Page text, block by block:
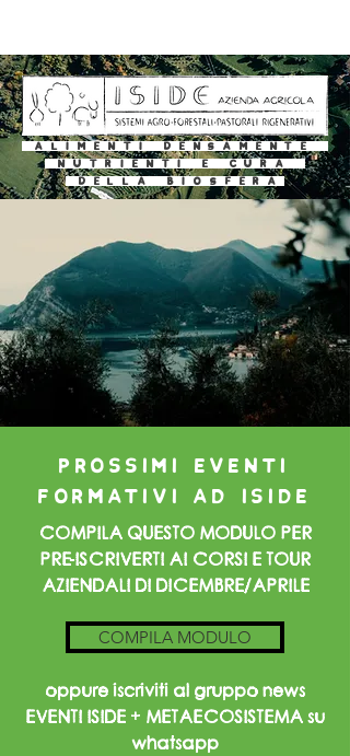
alimenti
densamente
nutrienti E cura
della biosfera
PROSSIMI EVENTI
FORMATIVI AD ISIDE
COMPILA QUESTO MODULO PER
PRE-ISCRIVERTI AI CORSI E TOUR
AZIENDALI DI DICEMBRE/APRILE
COMPILA MODULO
oppure iscriviti al gruppo news
EVENTI ISIDE + METAECOSISTEMA su
whatsapp